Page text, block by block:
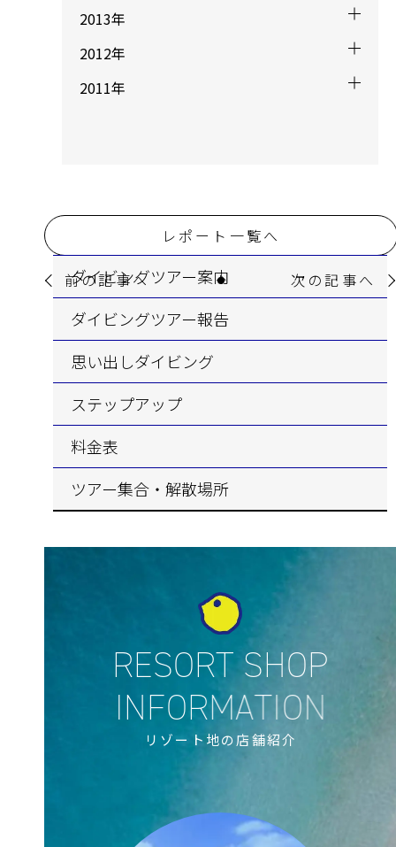
2013年
2012年
2011年
前の記事へ
レポート一覧へ
次の記事へ
ダイビングツアー案内
ダイビングツアー報告
思い出しダイビング
ステップアップ
料金表
ツアー集合・解散場所
リゾート地の店舗紹介